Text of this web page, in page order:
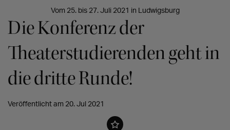
Vom 25. bis 27. Juli 2021 in Ludwigsburg
Die Konferenz der
Theaterstudierenden geht in
die dritte Runde!
Veröffentlicht am 20. Jul 2021